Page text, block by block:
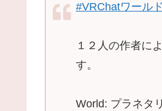
#VRChatワール
１２人の作者に
す。
World: プラネタ